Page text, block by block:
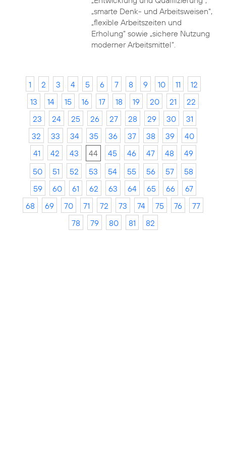
„smarte Denk- und Arbeitsweisen“,
„flexible Arbeitszeiten und
Erholung“ sowie „sichere Nutzung
moderner Arbeitsmittel“.
1 2 3 4 5 6 7 8 9 10 11
12
13
14 15 16 17 18 19 20 21
22
23
24 25 26 27 28 29 30
31
32
33 34 35 36 37 38 39
40
41
42 43 44 45 46 47 48
49
50
51 52 53 54 55 56 57
58
59
60 61 62 63 64 65 66
67
68
69 70 71 72 73 74 75 76
77
78
79 80 81 82